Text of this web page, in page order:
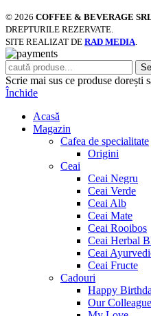
© 2026 COFFEE & BEVERAGE
DREPTURILE REZERVATE.
SITE REALIZAT DE RAD MEDIA.
Scrie mai sus ce produse dorești
Închide
Acasă
Magazin
Cafea de specialitate
Origini
Ceai
Ceai Negru
Ceai Verde
Ceai Alb
Ceai Mate
Ceai Rooibos
Ceai Herbal
Ceai
Ceai Fructe
Cadouri
Happy
Our Colleague